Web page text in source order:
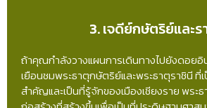
3. เจดีย์กษัตริย์และ
ถ้าคุณกำลังวางแผนการเดินทางไปยังดอย
เยือนชมพระธาตุกษัตริย์และพระธาตุราชินี ที่
สำคัญและเป็นที่รู้จักของเมืองเชียงราย พระ